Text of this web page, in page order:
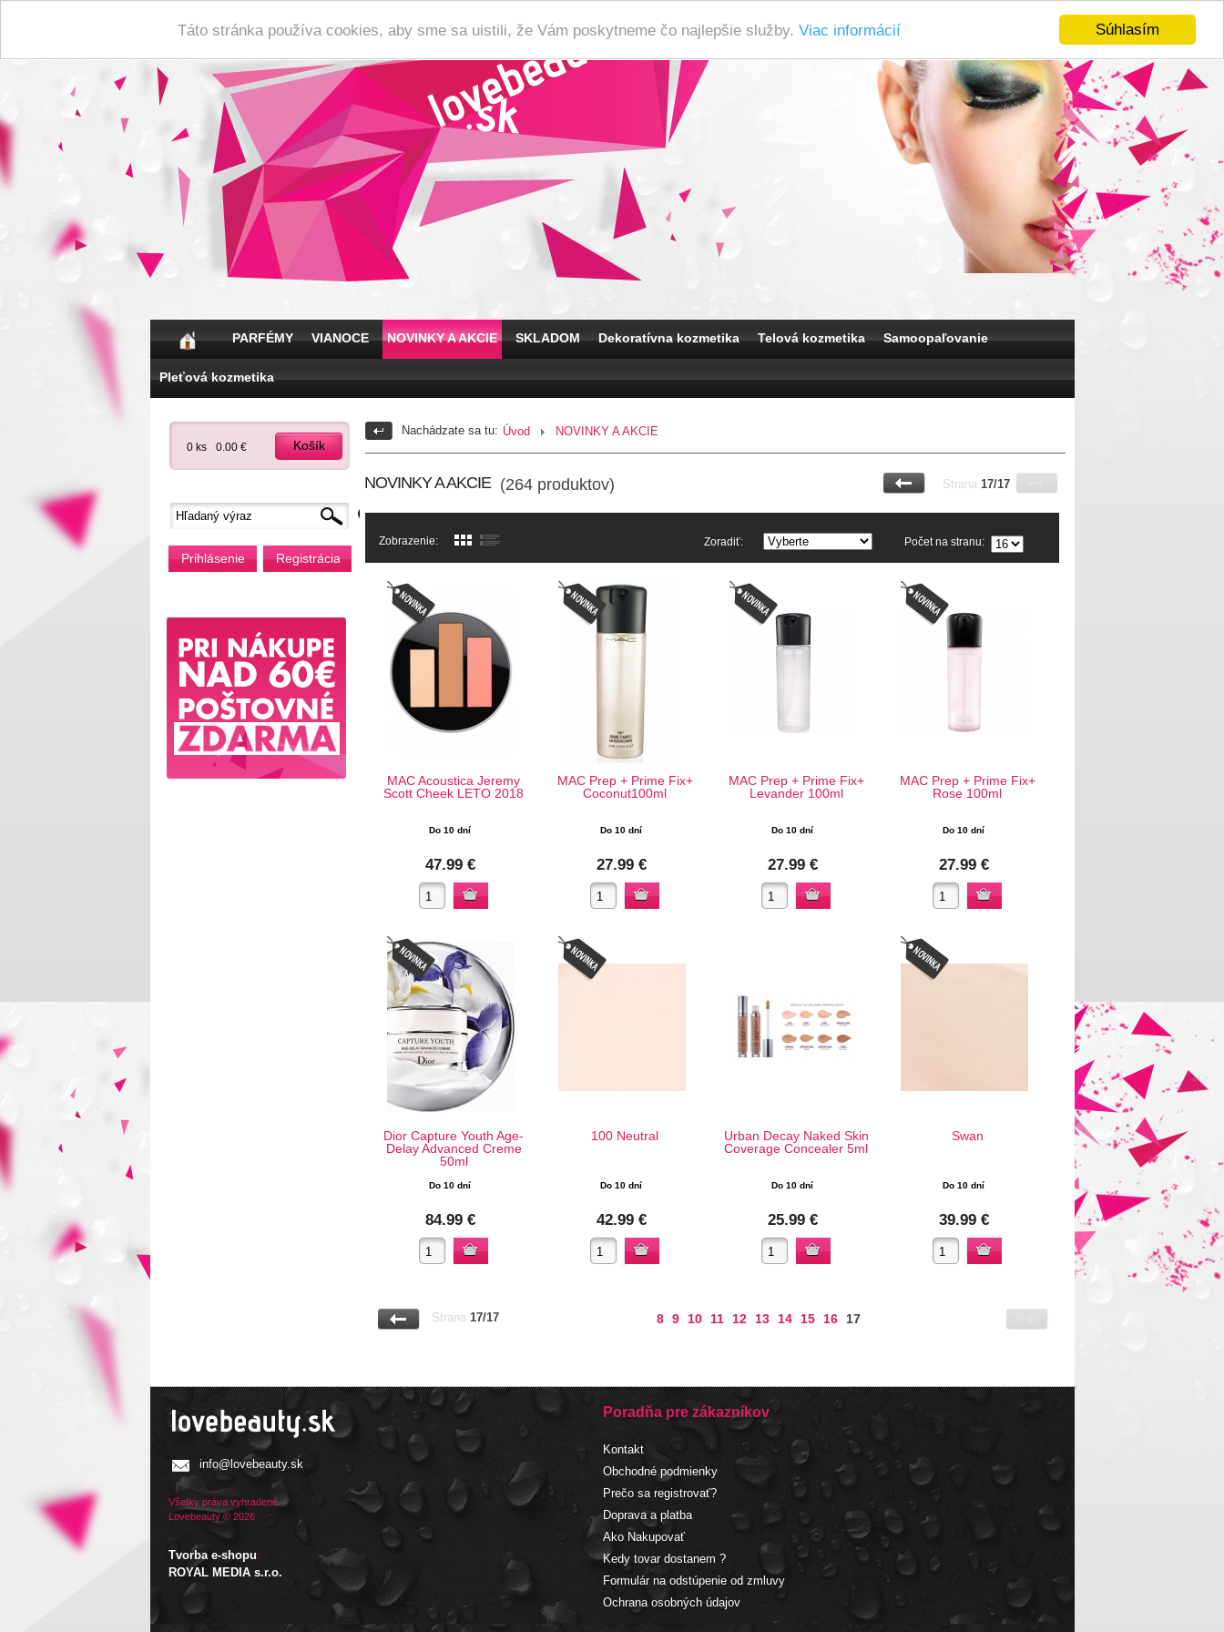
Súhlasím
Táto stránka používa cookies, aby sme sa uistili, že Vám poskytneme čo najlepšie služby. Viac informácií
PARFÉMY VIANOCE NOVINKY A AKCIE SKLADOM Dekoratívna kozmetika Telová kozmetika Samoopaľovanie
Pleťová kozmetika
0 ks 0.00 € Košík
Prihlásenie Registrácia
Nachádzate sa tu: Úvod NOVINKY A AKCIE
NOVINKY A AKCIE(264 produktov) Strana 17/17
Zobrazenie: Zoradiť: Počet na stranu:
MAC Acoustica Jeremy
Scott Cheek LETO 2018
Do 10 dní
47.99 €
MAC Prep + Prime Fix+
Coconut100ml
Do 10 dní
27.99 €
MAC Prep + Prime Fix+
Levander 100ml
Do 10 dní
27.99 €
MAC Prep + Prime Fix+
Rose 100ml
Do 10 dní
27.99 €
Dior Capture Youth Age-
Delay Advanced Creme
50ml
Do 10 dní
84.99 €
100 Neutral
Do 10 dní
42.99 €
Urban Decay Naked Skin
Coverage Concealer 5ml
Do 10 dní
25.99 €
Swan
Do 10 dní
39.99 €
Strana 17/17 8 9 10 11 12 13 14 15 16 17
info@lovebeauty.sk
Všetky práva vyhradené.
Lovebeauty © 2026
Tvorba e-shopu:
ROYAL MEDIA s.r.o.
Poradňa pre zákazníkov
Kontakt
Obchodné podmienky
Prečo sa registrovať?
Doprava a platba
Ako Nakupovať
Kedy tovar dostanem ?
Formulár na odstúpenie od zmluvy
Ochrana osobných údajov